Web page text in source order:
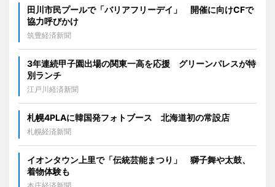
田川市民プールで「バリアフリーデイ」 開催に向けCFで
協力呼びかけ
筑豊経済新聞
3年連続甲子園出場の関東一高を応援 グリーンパレスが特
別ランチ
江戸川経済新聞
札幌4PLAに韓国発フォトブース 北海道初の常設店
札幌経済新聞
イオンタウン上里で「伝統芸能まつり」 獅子舞や太鼓、
着物体験も